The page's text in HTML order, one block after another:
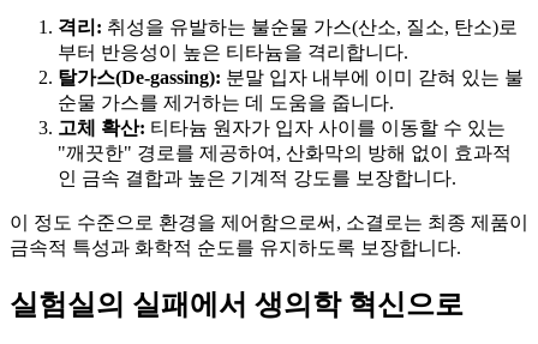
격리: 취성을 유발하는 불순물 가스(산소, 질소, 탄소)로
부터 반응성이 높은 티타늄을 격리합니다.
탈가스(De-gassing): 분말 입자 내부에 이미 갇혀 있는 불
순물 가스를 제거하는 데 도움을 줍니다.
고체 확산: 티타늄 원자가 입자 사이를 이동할 수 있는
"깨끗한" 경로를 제공하여, 산화막의 방해 없이 효과적
인 금속 결합과 높은 기계적 강도를 보장합니다.
이 정도 수준으로 환경을 제어함으로써, 소결로는 최종 제품이
금속적 특성과 화학적 순도를 유지하도록 보장합니다.
실험실의 실패에서 생의학 혁신으로